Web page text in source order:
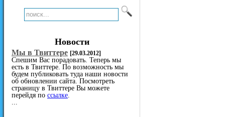
Новости
Мы в Твиттере [29.03.2012]
Спешим Вас порадовать. Теперь мы
есть в Твиттере. По возможность мы
будем публиковать туда наши новости
об обновлении сайта. Посмотреть
страницу в Твиттере Вы можете
перейдя по ссылке